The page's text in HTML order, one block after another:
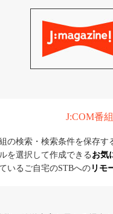
J:COM番
の検索・検索条件を保存す
を選択して作成できる お気
いるご自宅のSTBへの リモ